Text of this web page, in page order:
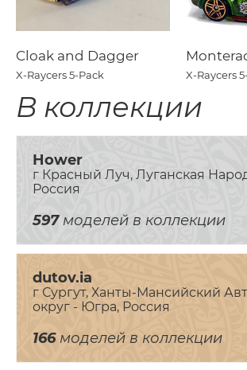
Cloak and Dagger
X-Raycers 5-Pack X-Raycers
В коллекции
Hower
г Красный Луч, Луганская
Россия
597моделей в коллекции
dutov.ia
г Сургут, Ханты-Мансийский
округ - Югра, Россия
166моделей в коллекции